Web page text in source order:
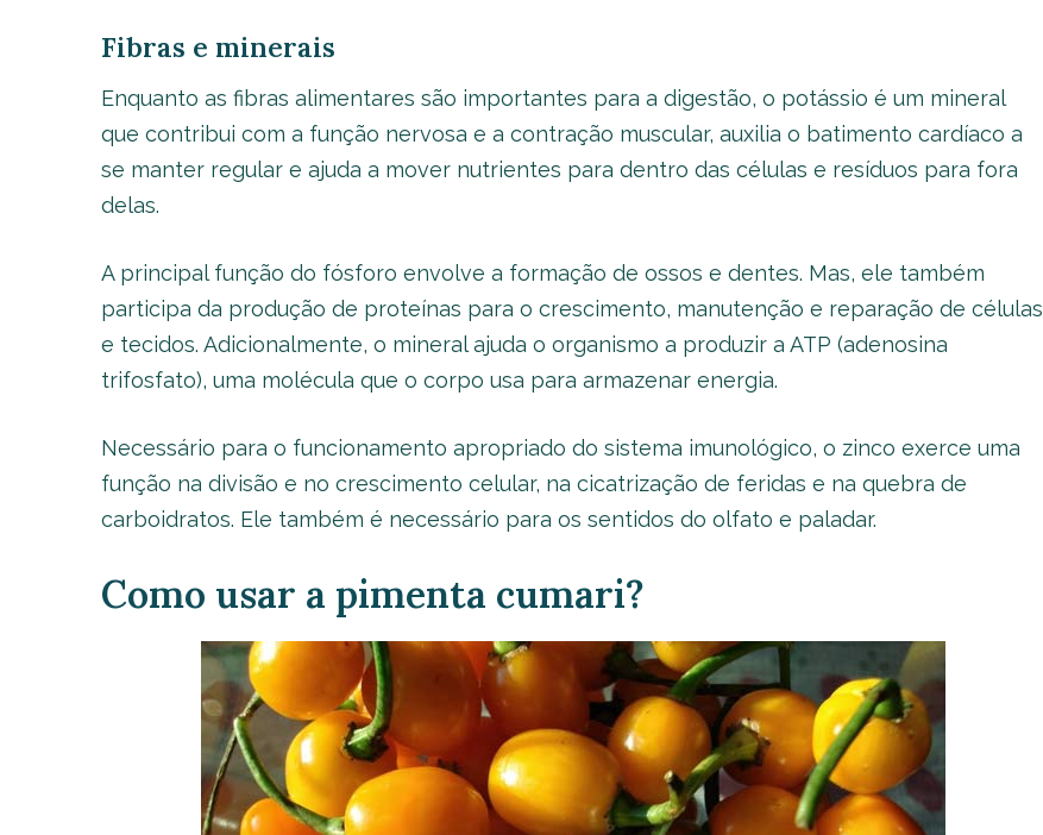
Fibras e minerais
Enquanto as fibras alimentares são importantes para a digestão, o potássio é um mineral
que contribui com a função nervosa e a contração muscular, auxilia o batimento cardíaco a
se manter regular e ajuda a mover nutrientes para dentro das células e resíduos para fora
delas.
A principal função do fósforo envolve a formação de ossos e dentes. Mas, ele também
participa da produção de proteínas para o crescimento, manutenção e reparação de células
e tecidos. Adicionalmente, o mineral ajuda o organismo a produzir a ATP (adenosina
trifosfato), uma molécula que o corpo usa para armazenar energia.
Necessário para o funcionamento apropriado do sistema imunológico, o zinco exerce uma
função na divisão e no crescimento celular, na cicatrização de feridas e na quebra de
carboidratos. Ele também é necessário para os sentidos do olfato e paladar.
Como usar a pimenta cumari?